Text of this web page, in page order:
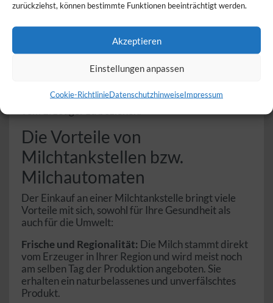
zurückziehst, können bestimmte Funktionen beeinträchtigt werden.
Akzeptieren
Einstellungen anpassen
Cookie-RichtlinieDatenschutzhinweiseImpressum
dieser Automaten befinden sich direkt auf den
Höfen, wo die Milch produziert wird, und sind rund
um die Uhr zugänglich. Verbraucher können eigene
Behälter mitbringen oder oft auch Flaschen vor Ort
kaufen, um die Milch direkt abzufüllen.
Milchtankstellen bzw. Milchautomaten bieten Ihnen
umweltfreundliche Möglichkeit, frische Milch direkt
vom Erzeuger zu beziehen.
Die Vorteile von
Milchtankstellen bzw.
Milchautomaten
Der Einkauf an einer Milchtankstelle bringt viele
Vorteile mit sich, sowohl für Ihre Gesundheit als
auch für die Umwelt:
Frische und Regionalität: Die Milch stammt direkt
vom Erzeuger in Ihrer Region und wird meist noch
am selben Tag der Produktion angeboten. Sie
erhalten ein naturbelassenes und unverfälschtes
Produkt.